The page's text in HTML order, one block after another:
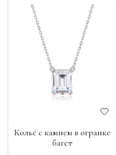
Колье с камнем в огранке
багет